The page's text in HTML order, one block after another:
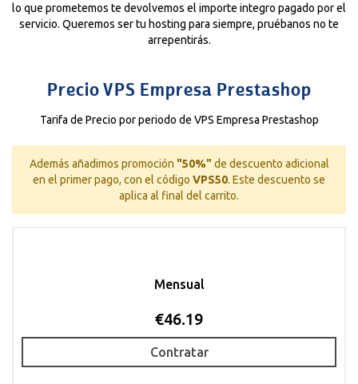
lo que prometemos te devolvemos el importe integro pagado por el
servicio. Queremos ser tu hosting para siempre, pruébanos no te
arrepentirás.
Precio VPS Empresa Prestashop
Tarifa de Precio por periodo de VPS Empresa Prestashop
Además añadimos promoción "50%"de descuento adicional
en el primer pago, con el código VPS50. Este descuento se
aplica al final del carrito.
Mensual
€46.19
Contratar